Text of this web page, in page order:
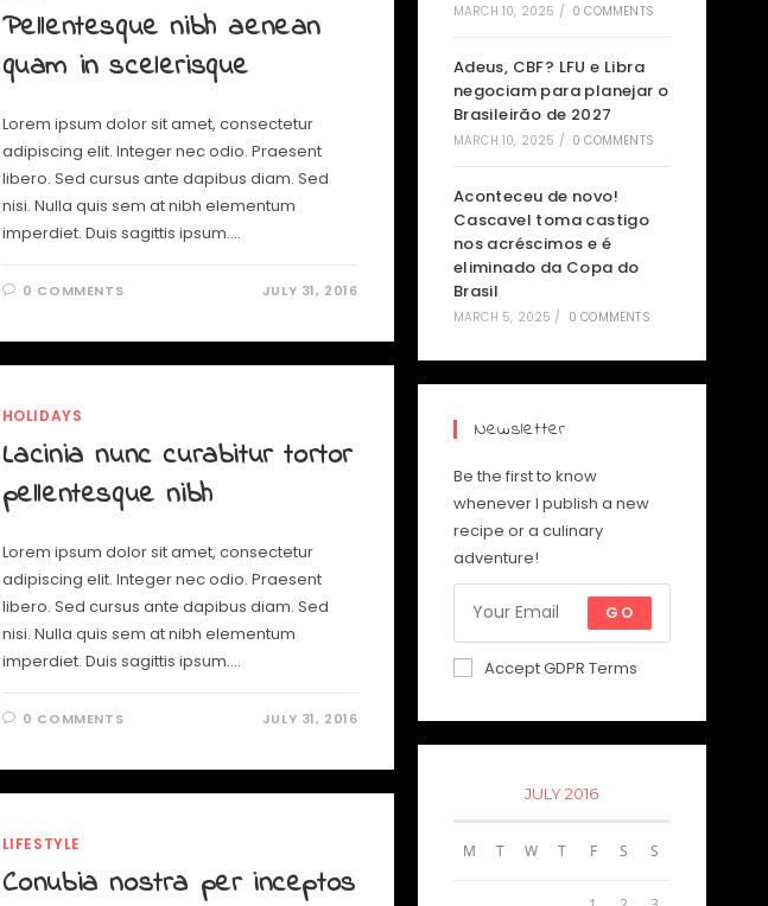
Pellentesque nibh aenean
quam in scelerisque
Lorem ipsum dolor sit amet, consectetur
adipiscing elit. Integer nec odio. Praesent
libero. Sed cursus ante dapibus diam. Sed
nisi. Nulla quis sem at nibh elementum
imperdiet. Duis sagittis ipsum.…
0 COMMENTS JULY 31, 2016
HOLIDAYS
Lacinia nunc curabitur tortor
pellentesque nibh
Lorem ipsum dolor sit amet, consectetur
adipiscing elit. Integer nec odio. Praesent
libero. Sed cursus ante dapibus diam. Sed
nisi. Nulla quis sem at nibh elementum
imperdiet. Duis sagittis ipsum.…
0 COMMENTS JULY 31, 2016
LIFESTYLE
Conubia nostra per inceptos
MARCH 10, 2025 / 0 COMMENTS
Adeus, CBF? LFU e Libra
negociam para planejar o
Brasileirão de 2027
MARCH 10, 2025 / 0 COMMENTS
Aconteceu de novo!
Cascavel toma castigo
nos acréscimos e é
eliminado da Copa do
Brasil
MARCH 5, 2025 / 0 COMMENTS
Newsletter
Be the first to know
whenever I publish a new
recipe or a culinary
adventure!
GO
Accept GDPR Terms
JULY 2016
M T W T F S S